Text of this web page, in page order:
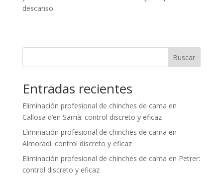
descanso.
Buscar
Entradas recientes
Eliminación profesional de chinches de cama en
Callosa d’en Sarrià: control discreto y eficaz
Eliminación profesional de chinches de cama en
Almoradí: control discreto y eficaz
Eliminación profesional de chinches de cama en Petrer:
control discreto y eficaz